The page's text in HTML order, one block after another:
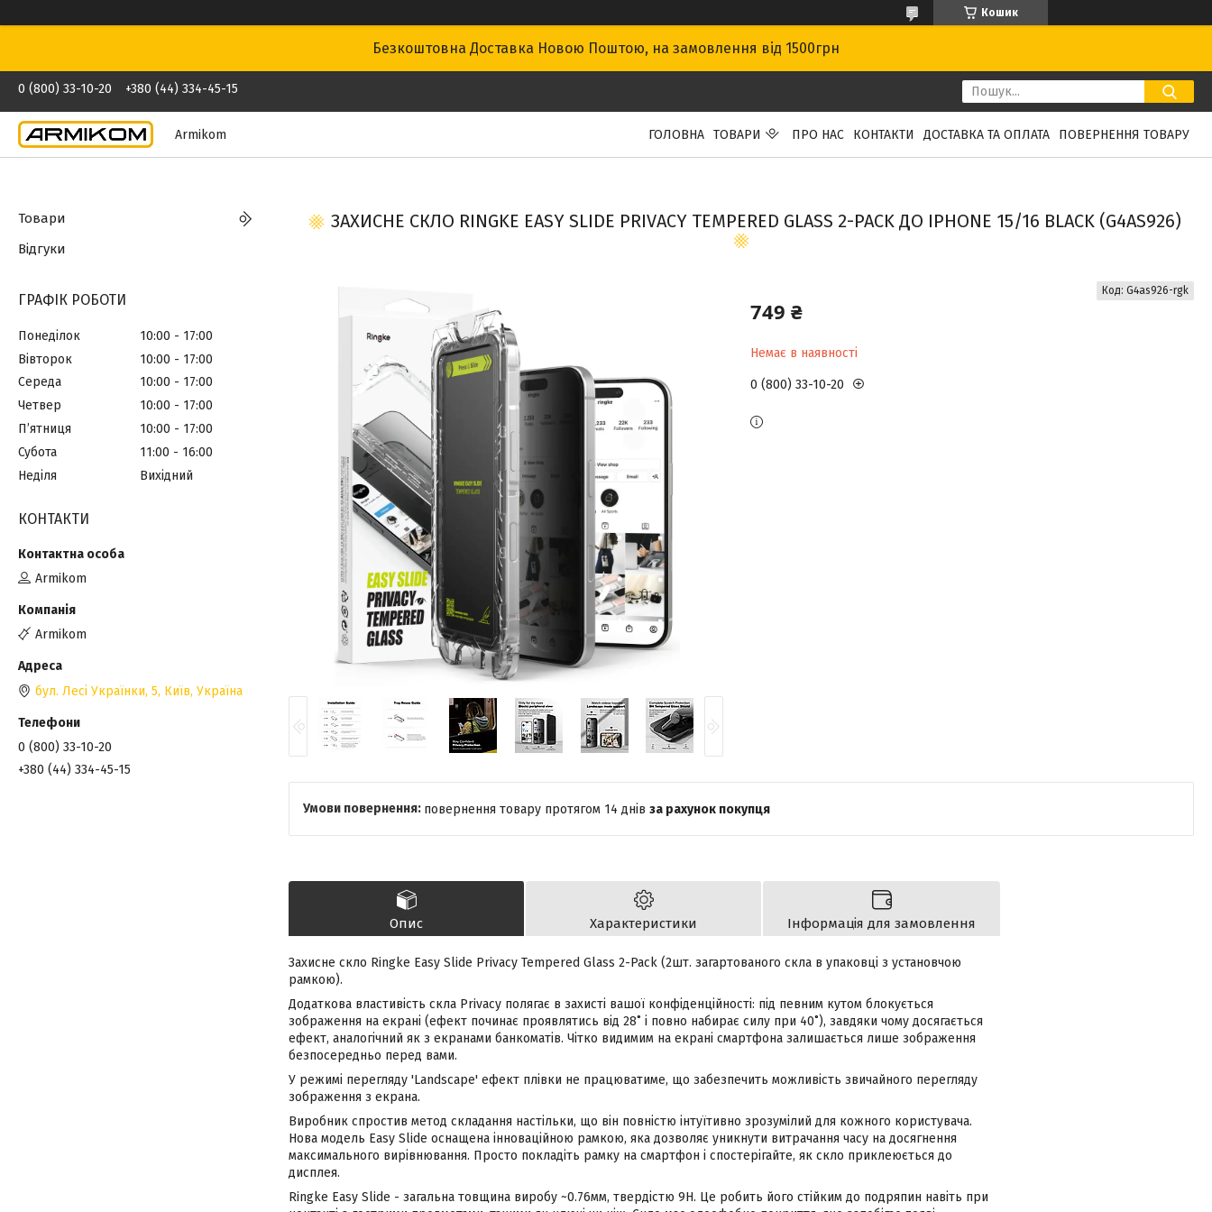
Кошик
Безкоштовна Доставка Новою Поштою, на замовлення від 1500грн
0 (800) 33-10-20 +380 (44) 334-45-15
Armikom ГОЛОВНА ТОВАРИ ПРО НАС КОНТАКТИ ДОСТАВКА ТА ОПЛАТА ПОВЕРНЕННЯ ТОВАРУ
ЗАХИСНЕ СКЛО RINGKE EASY SLIDE PRIVACY TEMPERED GLASS 2-PACK ДО IPHONE 15/16 BLACK (G4AS926)
749 ₴
Немає в наявності
Код: G4as926-rgk
0 (800) 33-10-20
повернення товару протягом 14 днів за рахунок покупця
Опис Характеристики Інформація для замовлення
Захисне скло Ringke Easy Slide Privacy Tempered Glass 2-Pack (2шт. загартованого скла в упаковці з установчою
рамкою).
Додаткова властивість скла Privacy полягає в захисті вашої конфіденційності: під певним кутом блокується
зображення на екрані (ефект починає проявлятись від 28˚ і повно набирає силу при 40˚), завдяки чому досягається
ефект, аналогічний як з екранами банкоматів. Чітко видимим на екрані смартфона залишається лише зображення
безпосередньо перед вами.
У режимі перегляду 'Landscape' ефект плівки не працюватиме, що забезпечить можливість звичайного перегляду
зображення з екрана.
Виробник спростив метод складання настільки, що він повністю інтуїтивно зрозумілий для кожного користувача.
Нова модель Easy Slide оснащена інноваційною рамкою, яка дозволяє уникнути витрачання часу на досягнення
максимального вирівнювання. Просто покладіть рамку на смартфон і спостерігайте, як скло приклеюється до
дисплея.
Ringke Easy Slide - загальна товщина виробу ~0.76мм, твердістю 9H. Це робить його стійким до подряпин навіть при
Товари
Відгуки
ГРАФІК РОБОТИ
Понеділок 10:00
17:00
Вівторок
10:00
17:00
Середа
10:00
17:00
Четвер
10:00
17:00
Пʼятниця
10:00
17:00
Субота
11:00
16:00
Неділя
Вихідний
КОНТАКТИ
Armikom
Armikom
бул. Лесі Українки, 5, Київ, Україна
0 (800) 33-10-20
+380 (44) 334-45-15